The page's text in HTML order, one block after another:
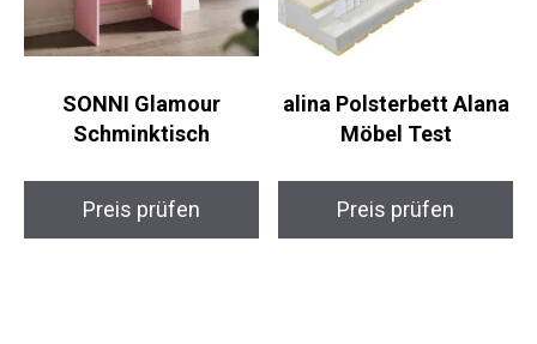
SONNI Glamour
Schminktisch
Preis prüfen
alina Polsterbett Alana
Möbel Test
Preis prüfen